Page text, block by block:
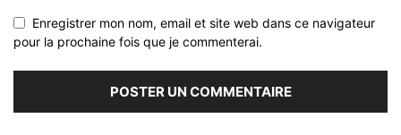
Enregistrer mon nom, email et site web dans ce navigateur
pour la prochaine fois que je commenterai.